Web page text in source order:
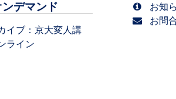
デマンド
イブ：京大変人講
ライン
お知
お問